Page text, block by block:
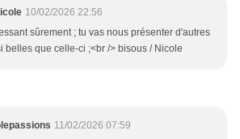
10/02/2026 22:56
sûrement ; tu vas nous présenter d'autres
belles que celle-ci ;<br /> bisous / Nicole
11/02/2026 07:59